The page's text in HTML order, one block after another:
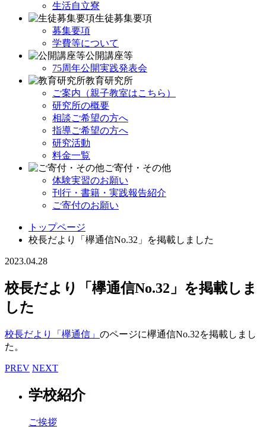
生活自立寮
生徒募集要項
募集要項
学費等について
公開講座等
75周年公開実践発表会
教育研究所
ご案内（親子教室はこちら）
研究所の概要
相談ご希望の方へ
指導ご希望の方へ
研究活動
料金一覧
ご寄付・その他
体験実習のお願い
刊行・書籍・実践報告紹介
ご寄付のお願い
トップページ
校長だより「欅通信No.32」を掲載しました
2023.04.28
校長だより「欅通信No.32」を掲載しま
した
校長だより「欅通信」 のページに欅通信No.32を掲載しまし
た。
PREV NEXT
学校紹介
ご挨拶